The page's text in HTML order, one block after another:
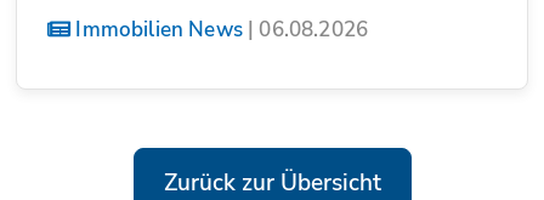
Immobilien News| 06.08.2026
Zurück zur Übersicht